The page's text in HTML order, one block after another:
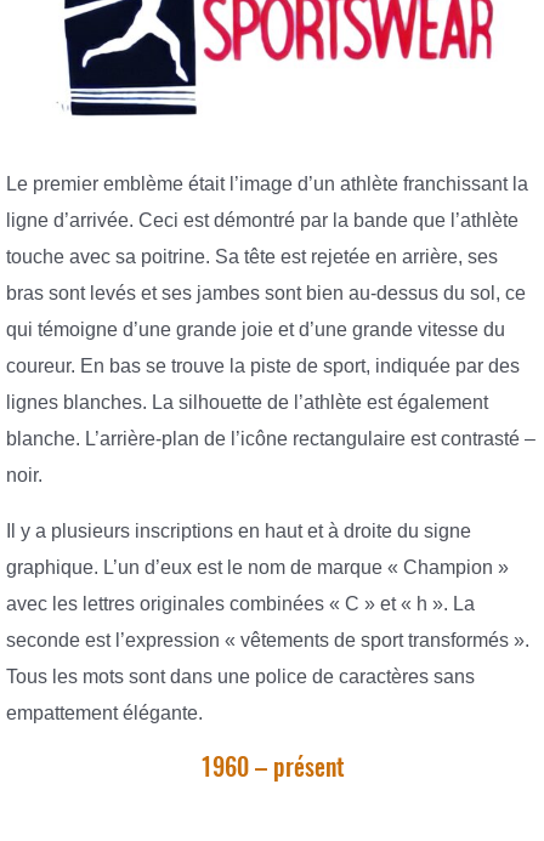
Le premier emblème était l’image d’un athlète franchissant la
ligne d’arrivée. Ceci est démontré par la bande que l’athlète
touche avec sa poitrine. Sa tête est rejetée en arrière, ses
bras sont levés et ses jambes sont bien au-dessus du sol, ce
qui témoigne d’une grande joie et d’une grande vitesse du
coureur. En bas se trouve la piste de sport, indiquée par des
lignes blanches. La silhouette de l’athlète est également
blanche. L’arrière-plan de l’icône rectangulaire est contrasté –
noir.
Il y a plusieurs inscriptions en haut et à droite du signe
graphique. L’un d’eux est le nom de marque « Champion »
avec les lettres originales combinées « C » et « h ». La
seconde est l’expression « vêtements de sport transformés ».
Tous les mots sont dans une police de caractères sans
empattement élégante.
1960 – présent